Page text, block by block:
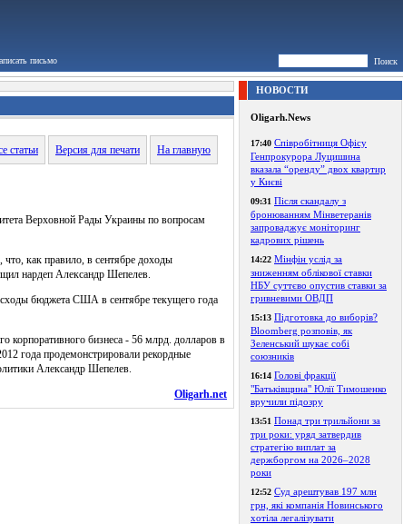
письмо Поиск
статьи Версия для печати На главную
Верховной Рады Украины по вопросам
как правило, в сентябре доходы
нардеп Александр Шепелев.
бюджета США в сентябре текущего года
корпоративного бизнеса - 56 млрд. долларов в
года продемонстрировали рекордные
Александр Шепелев.
Oligarh.net
НОВОСТИ
Oligarh.News
17:40 Співробітниця Офісу
Генпрокурора Луцишина
вказала “оренду” двох квартир
у Києві
09:31 Після скандалу з
бронюванням Мінветеранів
запроваджує моніторинг
кадрових рішень
14:22 Мінфін услід за
зниженням облікової ставки
НБУ суттєво опустив ставки за
гривневими ОВДП
15:13 Підготовка до виборів?
Bloomberg розповів, як
Зеленський шукає собі
союзників
16:14 Голові фракції
"Батьківщина" Юлії Тимошенко
вручили підозру
13:51 Понад три трильйони за
три роки: уряд затвердив
стратегію виплат за
держборгом на 2026–2028
роки
12:52 Суд арештував 197 млн
грн, які компанія Новинського
хотіла легалізувати